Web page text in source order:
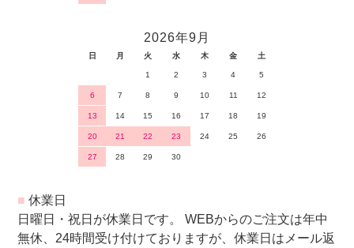
2026年9月
日 月 火 水 木 金 土
1 2 3 4 5
6 7 8 9 10 11 12
13 14 15 16 17 18 19
20 21 22 23 24 25 26
27 28 29 30
■ 休業日
日曜日・祝日が休業日です。 WEBからのご注文は年中
無休、24時間受け付けておりますが、休業日はメール返